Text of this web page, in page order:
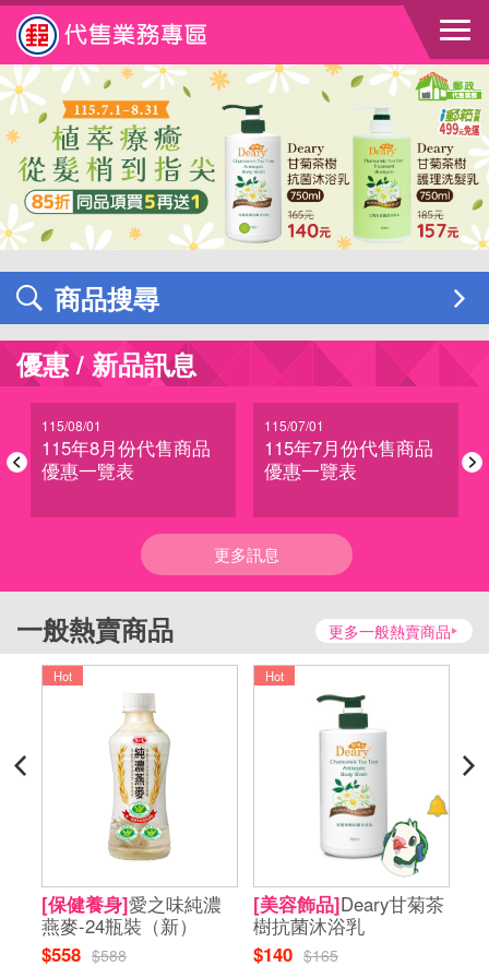
跳到主要內容區塊
商品搜尋
優惠 / 新品訊息
115/08/01
115年8月份代售商品
優惠一覽表
115/07/01
115年7月份代售商品
優惠一覽表
更多訊息
一般熱賣商品 更多一般熱賣商品
Hot
[保健養身]愛之味純濃
燕麥-24瓶裝（新）
$558 $588
Hot
[美容飾品]Deary甘菊茶
樹抗菌沐浴乳
$140 $165